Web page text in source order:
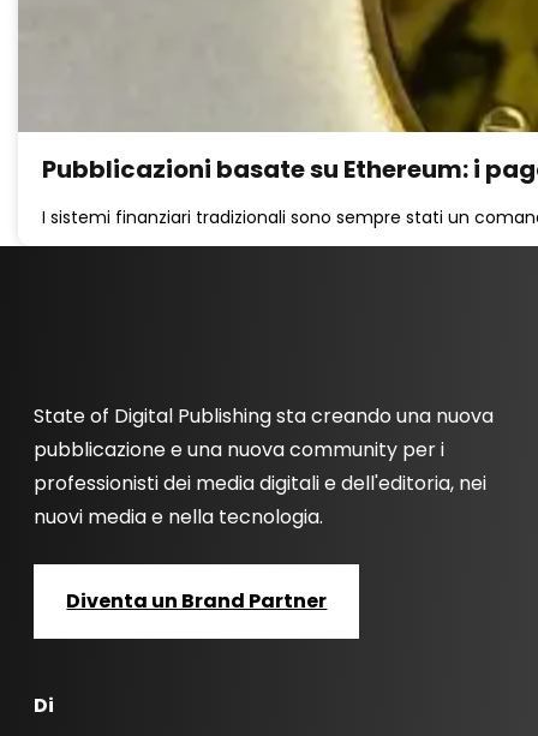
Pubblicazioni basate su Ethereum: i
I sistemi finanziari tradizionali sono sempre stati un
State of Digital Publishing sta creando una nuova
pubblicazione e una nuova community per i
professionisti dei media digitali e dell'editoria, nei
nuovi media e nella tecnologia.
Diventa un Brand Partner
Di